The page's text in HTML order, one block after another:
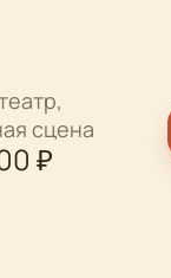
сцена
₽